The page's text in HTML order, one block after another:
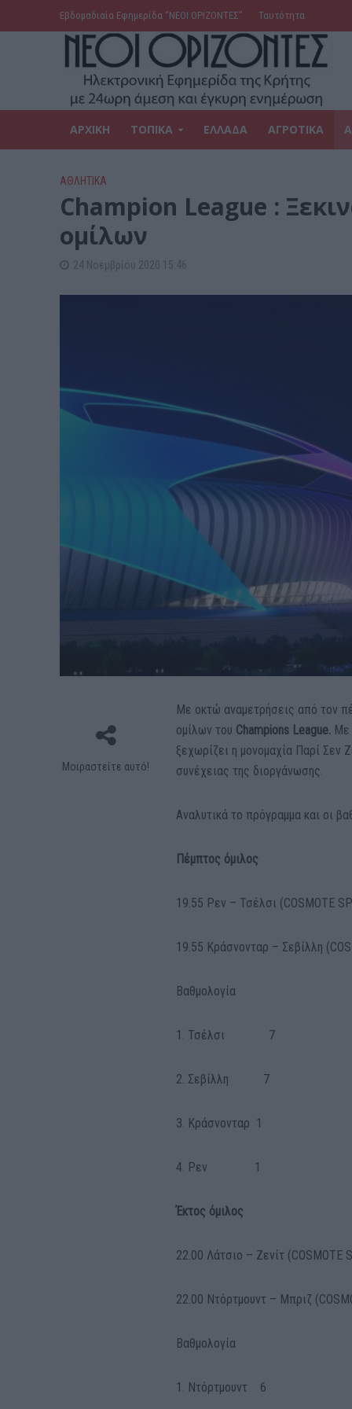
Εβδομαδιαία Εφημερίδα ‘’ΝΕΟΙ ΟΡΙΖΟΝΤΕΣ’’ Ταυτότητα
ΑΡΧΙΚΗ ΤΟΠΙΚΑ ΕΛΛΑΔΑ ΑΓΡΟΤΙΚΑ
ΑΘΛΗΤΙΚΑ
Champion League :
ομίλων
24 Νοεμβρίου 2020 15:46
Μοιραστείτε αυτό!
Με οκτώ αναμετρήσεις από τον
ομίλων του Champions League. Με
ξεχωρίζει η μονομαχία Παρί Σεν
συνέχειας της διοργάνωσης.
Αναλυτικά το πρόγραμμα και οι
Πέμπτος όμιλος
19.55 Ρεν – Τσέλσι (COSMOTE
19.55 Κράσνονταρ – Σεβίλλη
Βαθμολογία
1. Τσέλσι 7
2. Σεβίλλη 7
3. Κράσνονταρ 1
4. Ρεν 1
Έκτος όμιλος
22.00 Λάτσιο – Ζενίτ (COSMOTE
22.00 Ντόρτμουντ – Μπριζ
Βαθμολογία
1. Ντόρτμουντ 6